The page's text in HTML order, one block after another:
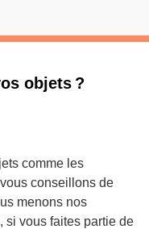
objets ?
comme les
conseillons de
menons nos
si vous faites partie de